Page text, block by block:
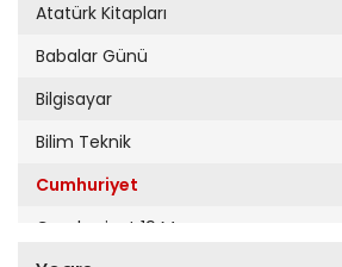
Atatürk Kitapları
Babalar Günü
Bilgisayar
Bilim Teknik
Cumhuriyet
Cumhuriyet 19 Mayıs